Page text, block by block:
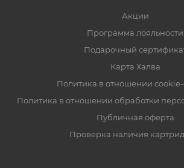
Акции
Программа лояльности
Подарочный
Карта Халва
Политика в отношении
Политика в отношении обработки
Публичная оферта
Проверка наличия